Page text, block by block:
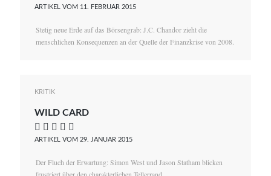
ARTIKEL VOM 11. FEBRUAR 2015
Stetig neue Erde auf das Börsengrab: J.C. Chandor zieht die
menschlichen Konsequenzen an der Quelle der Finanzkrise von 2008.
KRITIK
WILD CARD
    
ARTIKEL VOM 29. JANUAR 2015
Der Fluch der Erwartung: Simon West und Jason Statham blicken